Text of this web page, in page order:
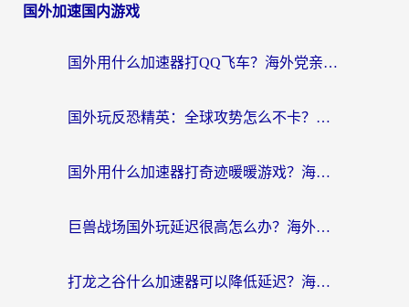
国外加速国内游戏
国外用什么加速器打QQ飞车？海外党亲测有效的国服游戏加速指南
国外玩反恐精英：全球攻势怎么不卡？老玩家亲测的加速器选择指南
国外用什么加速器打奇迹暖暖游戏？海外党国服手游畅玩全攻略（附3款热门游戏实测）
巨兽战场国外玩延迟很高怎么办？海外党亲测的国服游戏加速解决方案
打龙之谷什么加速器可以降低延迟？海外玩家亲测有效的国服加速指南